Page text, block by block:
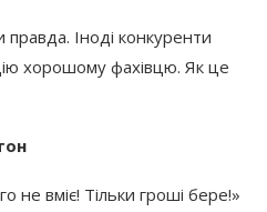
Іноді конкуренти
хорошому фахівцю. Як це
не вміє! Тільки гроші бере!»